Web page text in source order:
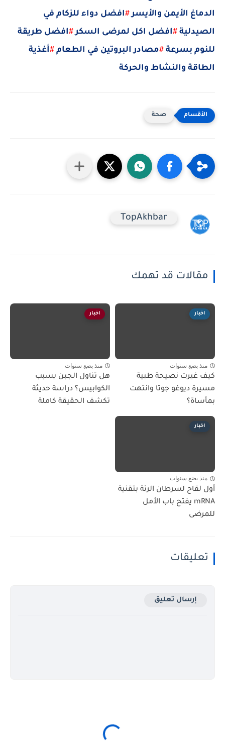
الدماغ الأيمن والأيسر #افضل دواء للزكام في
الصيدلية #افضل اكل لمرضى السكر #افضل طريقة
للنوم بسرعة #مصادر البروتين في الطعام #أغذية
الطاقة والنشاط والحركة
صحة
TopAkhbar
مقالات قد تهمك
اخبار
منذ بضع سنوات
كيف غيرت نصيحة طبية
مسيرة ديوغو جوتا وانتهت
بمأساة؟
اخبار
منذ بضع سنوات
هل تناول الجبن يسبب
الكوابيس؟ دراسة حديثة
تكشف الحقيقة كاملة
اخبار
منذ بضع سنوات
أول لقاح لسرطان الرئة بتقنية
mRNA يفتح باب الأمل
للمرضى
تعليقات
إرسال تعليق